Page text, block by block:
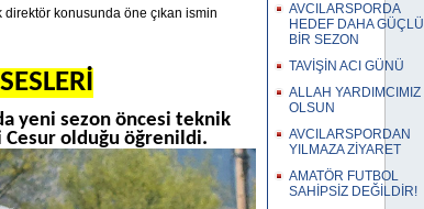
konusunda öne çıkan ismin
yeni sezon öncesi teknik
Cesur olduğu öğrenildi.
AVCILARSPORDA
HEDEF DAHA GÜÇLÜ
BİR SEZON
TAVİŞİN ACI GÜNÜ
ALLAH YARDIMCIMIZ
OLSUN
AVCILARSPORDAN
YILMAZA ZİYARET
AMATÖR FUTBOL
SAHİPSİZ DEĞİLDİR!